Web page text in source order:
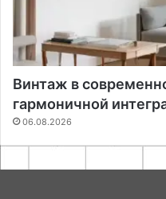
Винтаж в
гармоничной
06.08.2026